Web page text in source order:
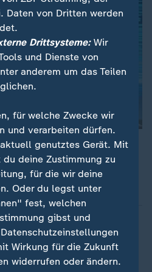
Russen wird dünner", sagt
im ZDF.
Angriffe auf Moskau nicht
Daten von Dritten werden
Drittsysteme:Wir
und Dienste von
anderem um das Teilen
für welche Zwecke wir
und verarbeiten dürfen.
genutztes Gerät. Mit
deine Zustimmung zu
für die wir deine
Oder du legst unter
fest, welchen
gibst und
Wirkung für die Zukunft
widerrufen oder ändern.